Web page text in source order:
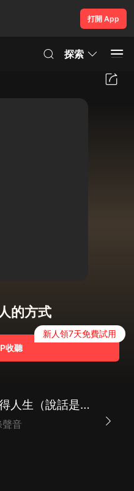
打開 App
探索
的方式
收聽
新人領7天免費試用
學會表達，贏得人生（說話是一門學問，更是一門藝術）
聲音